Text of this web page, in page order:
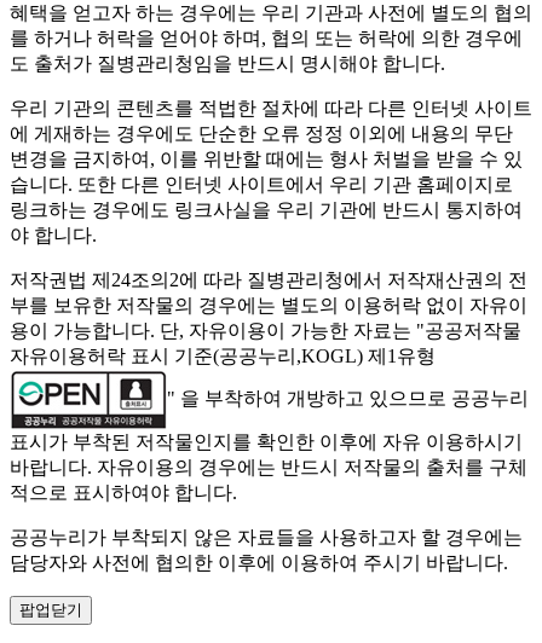
혜택을 얻고자 하는 경우에는 우리 기관과 사전에 별도의 협의
를 하거나 허락을 얻어야 하며, 협의 또는 허락에 의한 경우에
도 출처가 질병관리청임을 반드시 명시해야 합니다.
우리 기관의 콘텐츠를 적법한 절차에 따라 다른 인터넷 사이트
에 게재하는 경우에도 단순한 오류 정정 이외에 내용의 무단
변경을 금지하여, 이를 위반할 때에는 형사 처벌을 받을 수 있
습니다. 또한 다른 인터넷 사이트에서 우리 기관 홈페이지로
링크하는 경우에도 링크사실을 우리 기관에 반드시 통지하여
야 합니다.
저작권법 제24조의2에 따라 질병관리청에서 저작재산권의 전
부를 보유한 저작물의 경우에는 별도의 이용허락 없이 자유이
용이 가능합니다. 단, 자유이용이 가능한 자료는 "공공저작물
자유이용허락 표시 기준(공공누리,KOGL) 제1유형
" 을 부착하여 개방하고 있으므로 공공누리
표시가 부착된 저작물인지를 확인한 이후에 자유 이용하시기
바랍니다. 자유이용의 경우에는 반드시 저작물의 출처를 구체
적으로 표시하여야 합니다.
공공누리가 부착되지 않은 자료들을 사용하고자 할 경우에는
담당자와 사전에 협의한 이후에 이용하여 주시기 바랍니다.
팝업닫기